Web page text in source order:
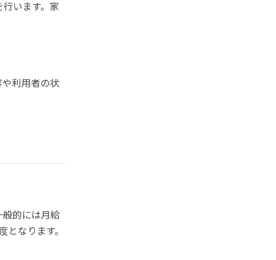
います。家
利用者の状
般的には月給
となります。